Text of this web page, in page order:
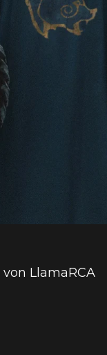
von LlamaRCA